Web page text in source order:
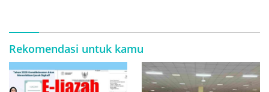
Rekomendasi untuk kamu